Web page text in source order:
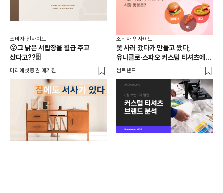
소비자 인사이트
😮그 낡은 서랍장을 월급 주고
샀다고??🗄️
미래에셋증권 매거진
소비자 인사이트
옷 사러 갔다가 만들고 왔다,
유니클로·스파오 커스텀 티셔츠에
사람들이 줄 서는 진짜 이유는?
썸트렌드